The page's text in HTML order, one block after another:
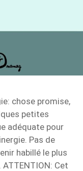
chose promise,
petites
adéquate pour
Pas de
habillé le plus
Cet